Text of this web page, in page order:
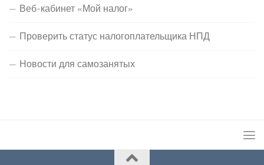
Веб-кабинет «Мой налог»
Проверить статус налогоплательщика НПД
Новости для самозанятых